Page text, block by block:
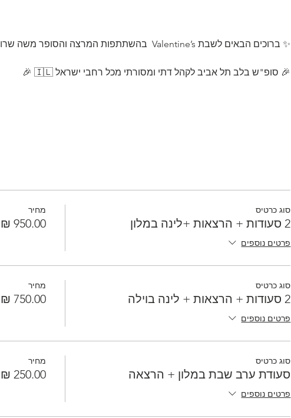
✨ ברוכים הבאים לשבת Valentine’s  בהשתתפות המרצה והסופר משה שרון ✨
🎉 סופ"ש בלב תל אביב לקהל דתי ומסורתי מכל רחבי ישראל 🇮🇱 🎉
סוג כרטיס
2 סעודות + הרצאות +לינה במלון
פרטים נוספים
מחיר
סוג כרטיס
2 סעודות + הרצאות + לינה בוילה
פרטים נוספים
מחיר
סוג כרטיס
סעודת ערב שבת במלון + הרצאה
פרטים נוספים
מחיר